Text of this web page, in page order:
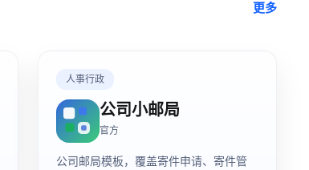
更多
人事行政
公司小邮局
官方
公司邮局模板，覆盖寄件申请、寄件管